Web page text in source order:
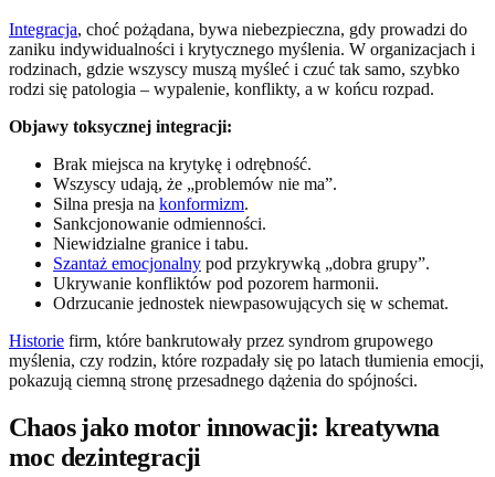
Integracja, choć pożądana, bywa niebezpieczna, gdy prowadzi do
zaniku indywidualności i krytycznego myślenia. W organizacjach i
rodzinach, gdzie wszyscy muszą myśleć i czuć tak samo, szybko
rodzi się patologia – wypalenie, konflikty, a w końcu rozpad.
Objawy toksycznej integracji:
Brak miejsca na krytykę i odrębność.
Wszyscy udają, że „problemów nie ma”.
Silna presja na konformizm.
Sankcjonowanie odmienności.
Niewidzialne granice i tabu.
Szantaż emocjonalny pod przykrywką „dobra grupy”.
Ukrywanie konfliktów pod pozorem harmonii.
Odrzucanie jednostek niewpasowujących się w schemat.
Historie firm, które bankrutowały przez syndrom grupowego
myślenia, czy rodzin, które rozpadały się po latach tłumienia emocji,
pokazują ciemną stronę przesadnego dążenia do spójności.
Chaos jako motor innowacji: kreatywna
moc dezintegracji